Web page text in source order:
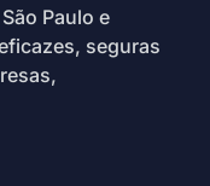
Paulo e
seguras